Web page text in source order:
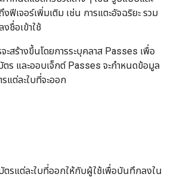
เจอร์เพิ่มเติม เช่น การแตะอัจฉริยะ รวม
ชื่อเข้าใช้
สร้างขึ้นโดยการระบุคลาส Passes เพื่อ
ร และออบเจ็กต์ Passes จะกำหนดข้อมูล
รแต่ละใบที่จะออก
รแต่ละใบที่ออกให้กับผู้ใช้เพื่อบันทึกลงใน